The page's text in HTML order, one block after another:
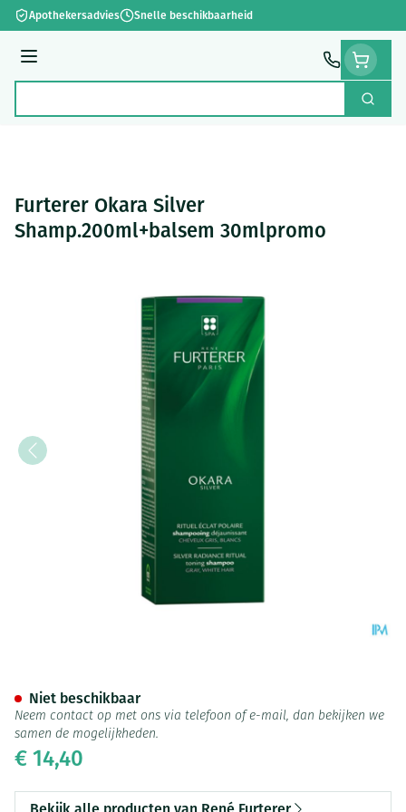
Ga naar de inhoud
Apothekersadvies Snelle beschikbaarheid
Menu
Zoek
Furterer Okara Silver
Shamp.200ml+balsem 30mlpromo
€ 14,40
Niet beschikbaar
Neem contact op met ons via telefoon of e-mail, dan bekijken we
samen de mogelijkheden.